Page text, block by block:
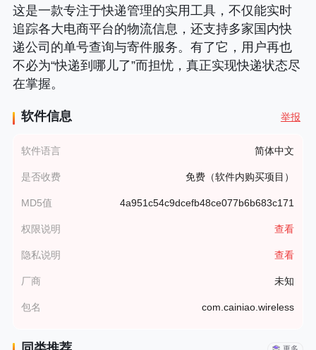
这是一款专注于快递管理的实用工具，不仅能实时
追踪各大电商平台的物流信息，还支持多家国内快
递公司的单号查询与寄件服务。有了它，用户再也
不必为“快递到哪儿了”而担忧，真正实现快递状态尽
在掌握。
软件信息 举报
软件语言 简体中文
是否收费 免费（软件内购买项目）
MD5值 4a951c54c9dcefb48ce077b6b683c171
权限说明 查看
隐私说明 查看
厂商 未知
包名 com.cainiao.wireless